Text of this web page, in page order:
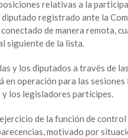
relativas a la
diputado registrado ante la
de manera remota,
siguiente de la lista.
y los diputados a través de
operación para las
los legisladores partícipes.
de la función de
motivado por